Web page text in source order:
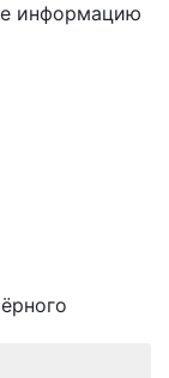
информацию